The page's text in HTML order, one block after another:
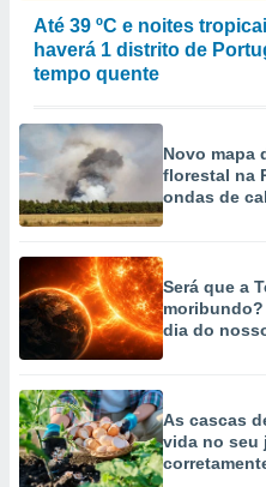
criar
medir
da
medir o
os
de
de dados
e melhorar
dados
Até 39 ºC e noites
haverá 1 distrito de
tempo quente
Novo mapa
florestal na
ondas de
Será que a
dia do
As cascas
vida no seu